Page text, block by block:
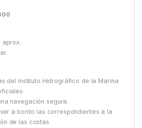
aprox.
del Instituto Hidrográfico de la Marina
navegación segura.
a bordo las correspondientes a la
de las costas